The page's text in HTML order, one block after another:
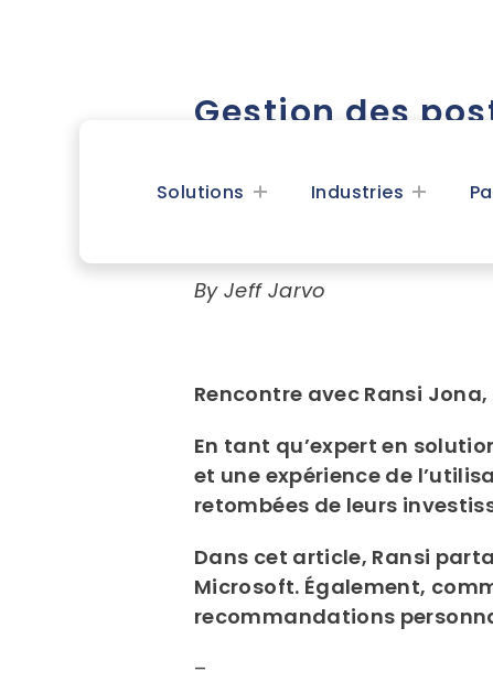
Solutions Industries
Gestion des
avantages de
Microsoft
By Jeff Jarvo
Rencontre avec Ransi
En tant qu’expert en
et une expérience de
retombées de leurs
Dans cet article, Ransi
Microsoft. Également,
recommandations
–